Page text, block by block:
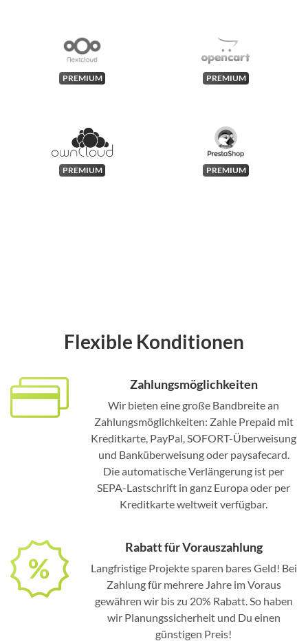
PREMIUM PREMIUM
PREMIUM PREMIUM
Flexible Konditionen
Zahlungsmöglichkeiten
Wir bieten eine große Bandbreite an
Zahlungsmöglichkeiten: Zahle Prepaid mit
Kreditkarte, PayPal, SOFORT-Überweisung
und Banküberweisung oder paysafecard.
Die automatische Verlängerung ist per
SEPA-Lastschrift in ganz Europa oder per
Kreditkarte weltweit verfügbar.
Rabatt für Vorauszahlung
Langfristige Projekte sparen bares Geld! Bei
Zahlung für mehrere Jahre im Voraus
gewähren wir bis zu 20% Rabatt. So haben
wir Planungssicherheit und Du einen
günstigen Preis!